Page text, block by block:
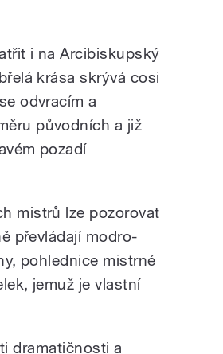
i na Arcibiskupský
krása skrývá cosi
odvracím a
původních a již
pozadí
mistrů lze pozorovat
převládají modro-
pohlednice mistrné
jemuž je vlastní
dramatičnosti a